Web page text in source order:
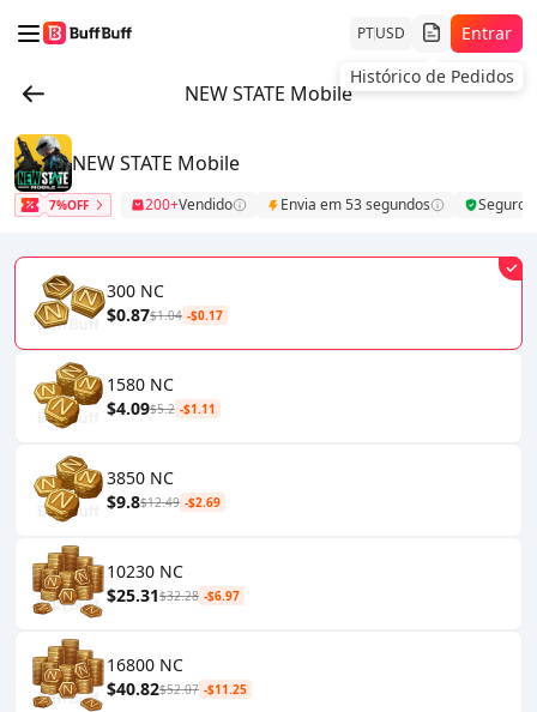
PTUSD
Histórico de Pedidos
Entrar
NEW STATE Mobile
NEW STATE Mobile
7%OFF 200+Vendido Envia em 53 segundos Seguro
300 NC
$0.87$1.04 -$0.17
1580 NC
$4.09$5.2 -$1.11
3850 NC
$9.8$12.49 -$2.69
10230 NC
$25.31$32.28 -$6.97
16800 NC
$40.82$52.07 -$11.25